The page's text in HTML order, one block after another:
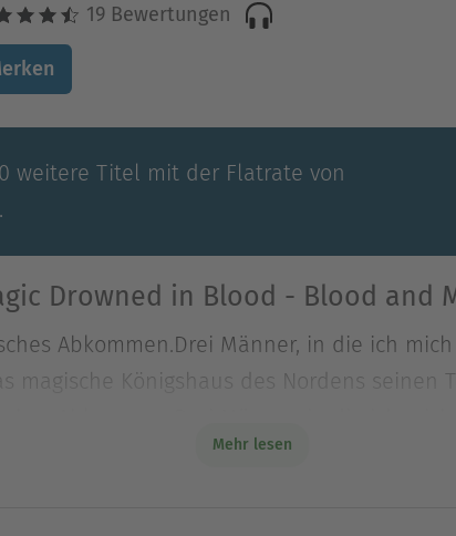
19 Bewertungen
weitere Titel mit der Flatrate von
Drowned in Blood - Blood and
Abkommen.Drei Männer, in die ich
magische Königshaus des Nordens seinen
magische Königshaus des Nordens seinen
Mehr lesen